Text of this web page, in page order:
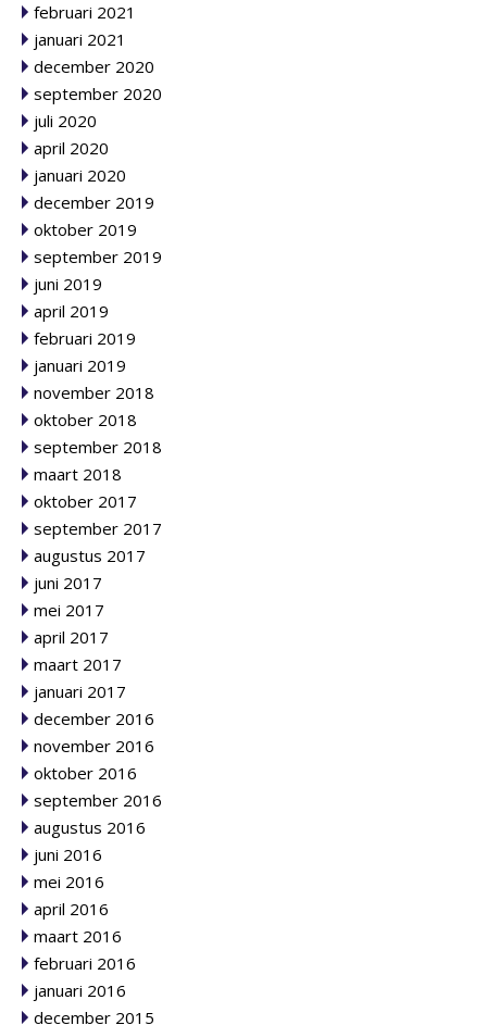
februari 2021
januari 2021
december 2020
september 2020
juli 2020
april 2020
januari 2020
december 2019
oktober 2019
september 2019
juni 2019
april 2019
februari 2019
januari 2019
november 2018
oktober 2018
september 2018
maart 2018
oktober 2017
september 2017
augustus 2017
juni 2017
mei 2017
april 2017
maart 2017
januari 2017
december 2016
november 2016
oktober 2016
september 2016
augustus 2016
juni 2016
mei 2016
april 2016
maart 2016
februari 2016
januari 2016
december 2015